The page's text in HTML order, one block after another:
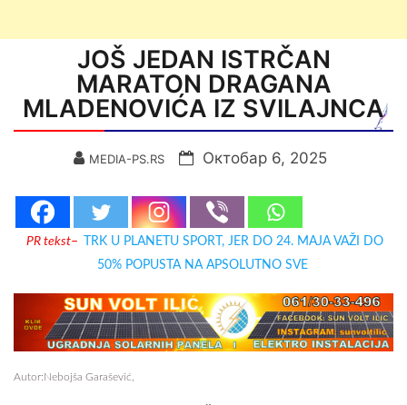
JOŠ JEDAN ISTRČAN
MARATON DRAGANA
MLADENOVIĆA IZ SVILAJNCA
MEDIA-PS.RS Октобар 6, 2025
PR tekst–
TRK U PLANETU SPORT, JER DO 24. MAJA VAŽI DO
50% POPUSTA NA APSOLUTNO SVE
Autor:Nebojša Garašević,